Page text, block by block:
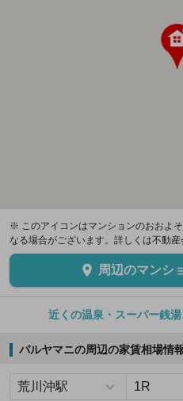
※ このアイコンはマンションのおおよ
なる場合がございます。詳しくは不動産
周辺のマンシ
近くの温泉・スーパー銭
パルヤマニの周辺の家賃相場情